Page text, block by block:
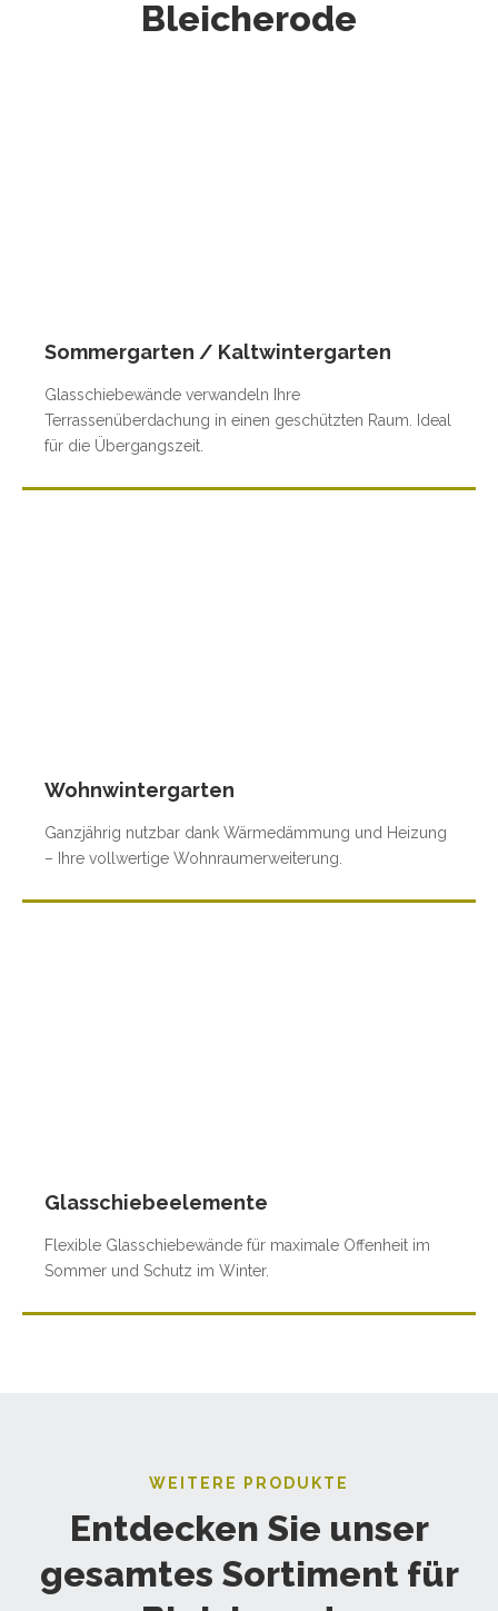
Bleicherode
Sommergarten / Kaltwintergarten
Glasschiebewände verwandeln Ihre
Terrassenüberdachung in einen geschützten Raum. Ideal
für die Übergangszeit.
Wohnwintergarten
Ganzjährig nutzbar dank Wärmedämmung und Heizung
– Ihre vollwertige Wohnraumerweiterung.
Glasschiebeelemente
Flexible Glasschiebewände für maximale Offenheit im
Sommer und Schutz im Winter.
WEITERE PRODUKTE
Entdecken Sie unser
gesamtes Sortiment für